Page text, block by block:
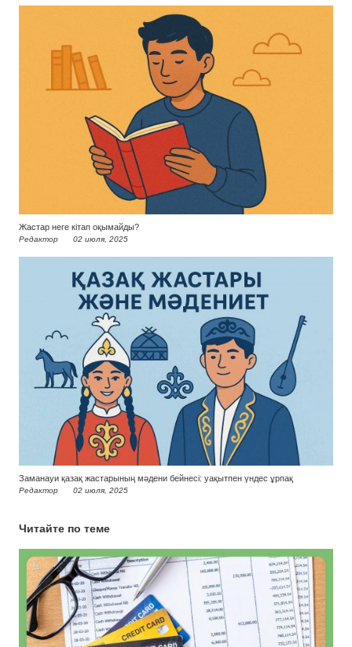
Жастар неге кітап оқымайды?
Редактор 02 июля, 2025
Заманауи қазақ жастарының мәдени бейнесі: уақытпен үндес ұрпақ
Редактор 02 июля, 2025
Читайте по теме